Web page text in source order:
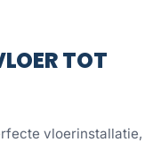
TOT
vloerinstallatie,